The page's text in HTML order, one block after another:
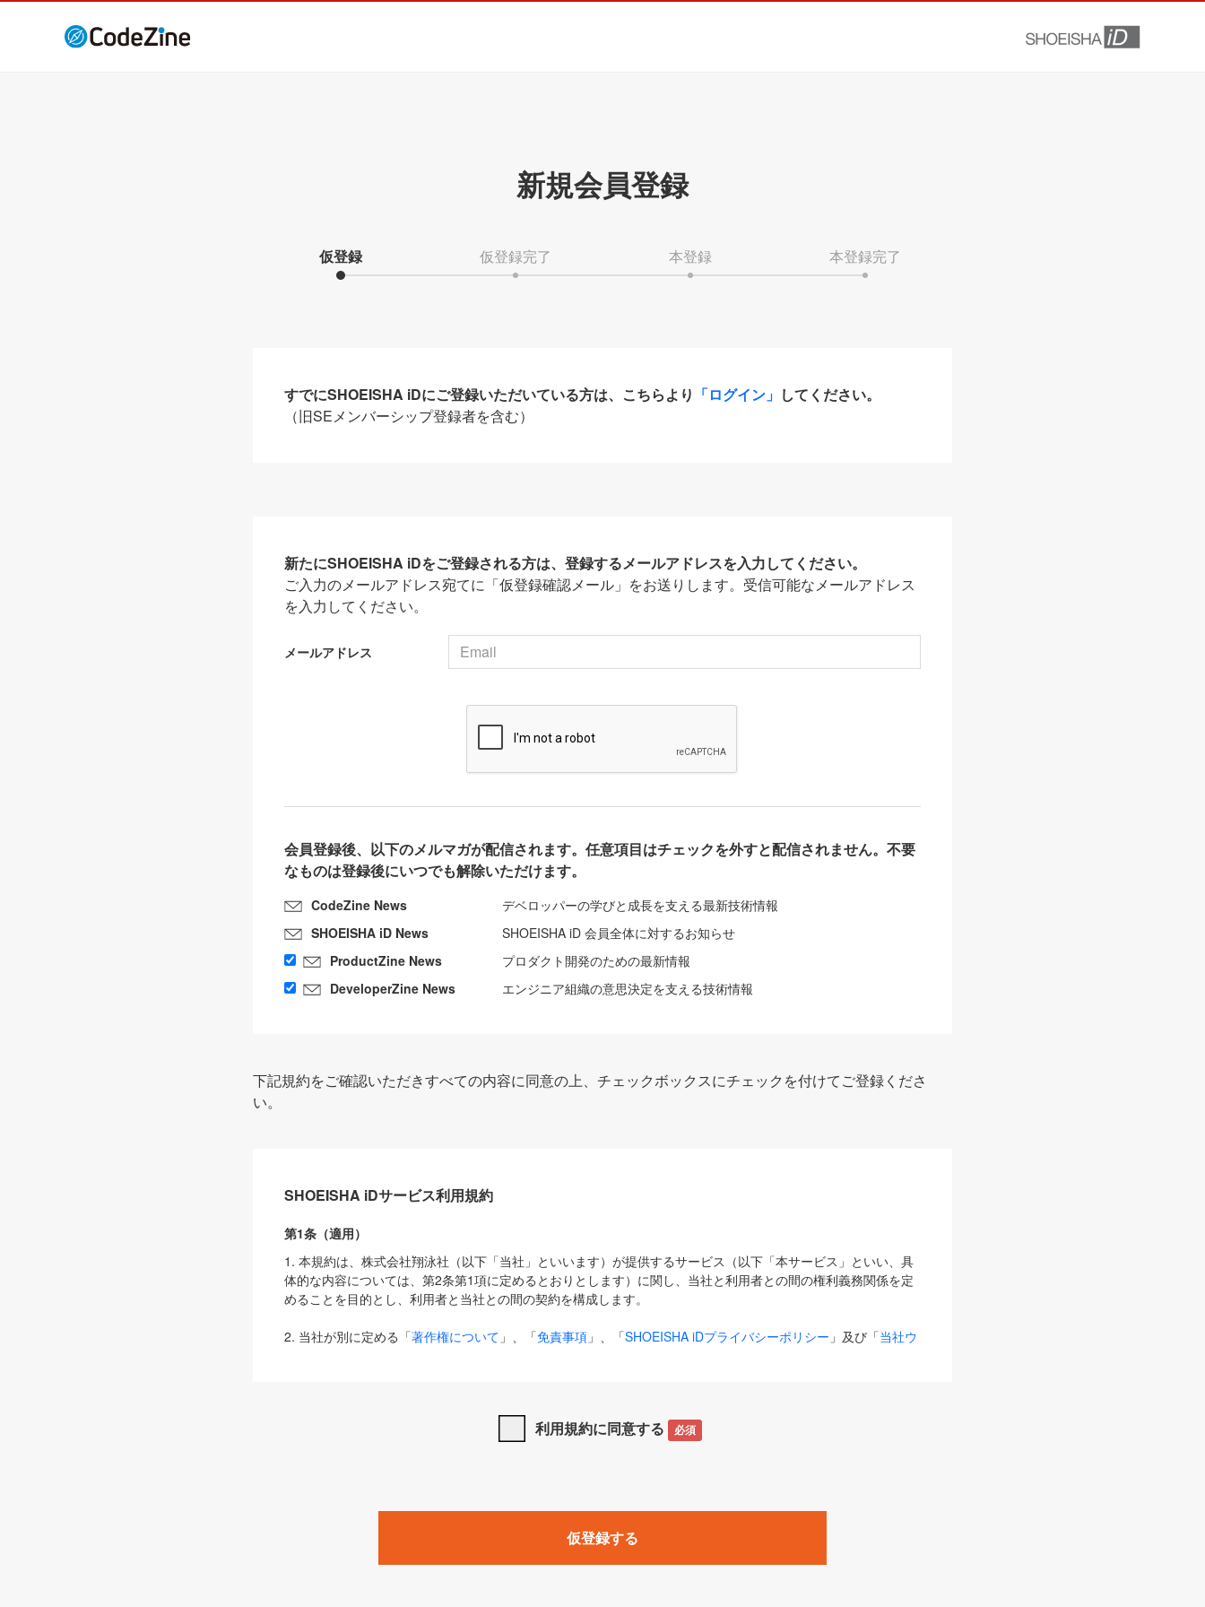
新規会員登録
仮登録 仮登録完了 本登録 本登録完了
すでにSHOEISHA iDにご登録いただいている方は、こちらより 「ログイン」 してください。
（旧SEメンバーシップ登録者を含む）
新たにSHOEISHA iDをご登録される方は、登録するメールアドレスを入力してください。
ご入力のメールアドレス宛てに「仮登録確認メール」をお送りします。受信可能なメールアドレス
を入力してください。
メールアドレス
会員登録後、以下のメルマガが配信されます。任意項目はチェックを外すと配信されません。不要
なものは登録後にいつでも解除いただけます。
CodeZine News
デベロッパーの学びと成長を支える最新技術情報
SHOEISHA iD News
SHOEISHA iD 会員全体に対するお知らせ
ProductZine News
プロダクト開発のための最新情報
DeveloperZine News
エンジニア組織の意思決定を支える技術情報
下記規約をご確認いただきすべての内容に同意の上、チェックボックスにチェックを付けてご登録くださ
い。
SHOEISHA iDサービス利用規約
第1条（適用）
1. 本規約は、株式会社翔泳社（以下「当社」といいます）が提供するサービス（以下「本サービス」といい、具
体的な内容については、第2条第1項に定めるとおりとします）に関し、当社と利用者との間の権利義務関係を定
めることを目的とし、利用者と当社との間の契約を構成します。
2. 当社が別に定める「著作権について 」、「免責事項 」、「SHOEISHA iDプライバシーポリシー 」及び「当社ウ
は、本規約の規定が優先して適用されるものとします。
1. 「本サービス」とは、当社が提供する以下のサービス（名称や内容が変更された場合、変更後のサービスを含
みます）及びこれらサービスに関連して当社が実施するイベントやキャンペーンをいいます。
「SEBook」「SEShop」「CodeZine」「MarkeZine」「EnterpriseZine」「ECzine」「Biz/Zine」「HRzine」
利用規約に同意する 必須
仮登録する